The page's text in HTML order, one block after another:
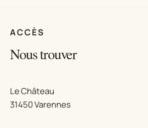
ACCÈS
Nous trouver
Le Château
31450 Varennes